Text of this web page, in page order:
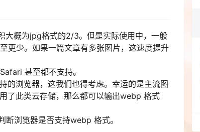
大概为jpg格式的2/3。但是实际使用中，一般
更少。如果一篇文章有多张图片，这速度提升
甚至都不支持。
的浏览器，这我们也得考虑。幸运的是主流图
了此类云存储，那么都可以输出webp 格式
断浏览器是否支持webp 格式。